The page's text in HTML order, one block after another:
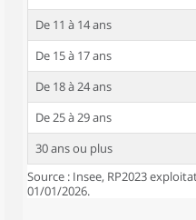
De 11 à 14 ans
De 15 à 17 ans
De 18 à 24 ans
De 25 à 29 ans
30 ans ou plus
Source : Insee, RP2023
01/01/2026.